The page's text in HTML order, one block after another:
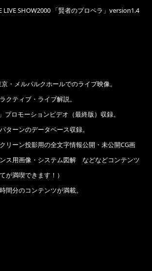
LIVE SHOW2000 「賢者のプロペラ」version1.4
・メルパルクホールでのライブ映像。
クティブ・ライブ解説。
プロモーションビデオ（最終版）収録。
ターンのデータベース収録。
リーン投影用の全文字情報公開・未公開CG画
ス用画像・システム図解 などなどコンテンツ
が満喫できます！）
間分のコンテンツが満載。